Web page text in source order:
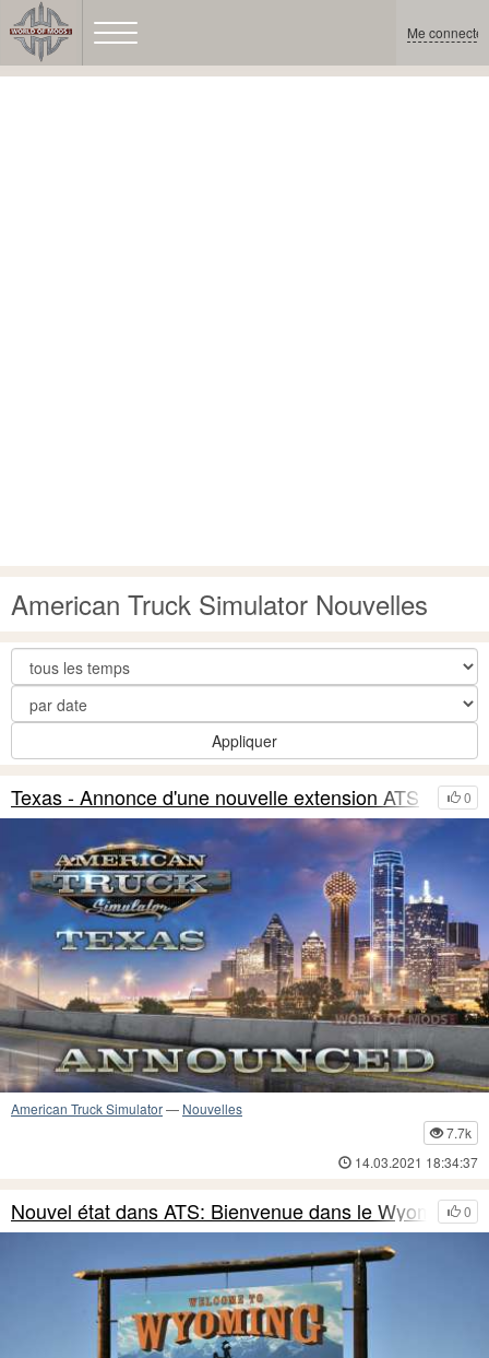
Me connecter
American Truck Simulator Nouvelles
Appliquer
0
Texas - Annonce d'une nouvelle extension ATS
American Truck Simulator— Nouvelles
7.7k
14.03.2021 18:34:37
0
Nouvel état dans ATS: Bienvenue dans le Wyoming